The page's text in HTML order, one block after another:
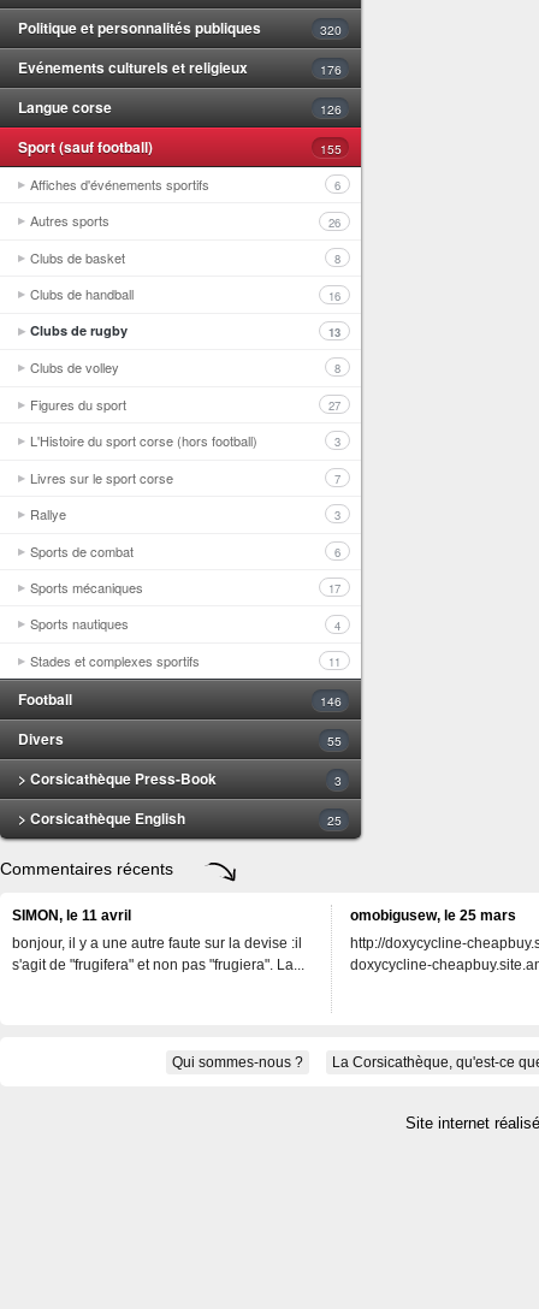
Politique et personnalités publiques 320
Evénements culturels et religieux 176
Langue corse 126
Sport (sauf football) 155
Affiches d'événements sportifs 6
Autres sports 26
Clubs de basket 8
Clubs de handball 16
Clubs de rugby 13
Clubs de volley 8
Figures du sport 27
L'Histoire du sport corse (hors football) 3
Livres sur le sport corse 7
Rallye 3
Sports de combat 6
Sports mécaniques 17
Sports nautiques 4
Stades et complexes sportifs 11
Football 146
Divers 55
> Corsicathèque Press-Book 3
> Corsicathèque English 25
Commentaires récents
SIMON, le 11 avril
bonjour, il y a une autre faute sur la devise :il
s'agit de "frugifera" et non pas "frugiera". La...
omobigusew, le 25 mars
http://doxycycline-
doxycycline-
Qui sommes-nous ? La Corsicathèque, qu'est-ce
Site internet